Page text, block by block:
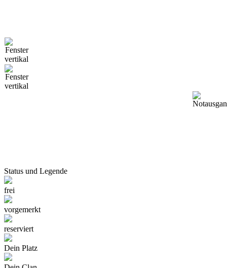
Status und Legende
frei
vorgemerkt
reserviert
Dein Platz